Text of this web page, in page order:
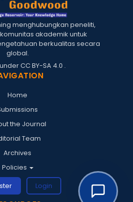
menghubungkan peneliti,
akademik untuk
berkualitas secara
global.
CC BY-SA 4.0 .
Home
the Journal
Team
Archives
Policies
Login